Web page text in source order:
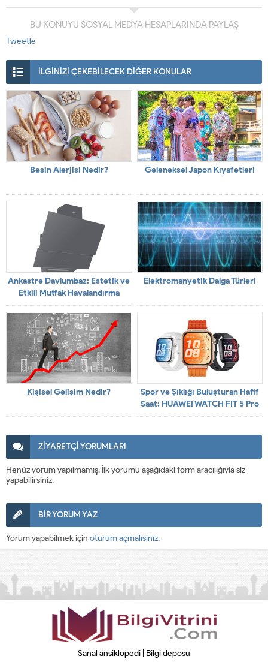
BU KONUYU SOSYAL MEDYA HESAPLARINDA PAYLAŞ
Tweetle
İLGİNİZİ ÇEKEBİLECEK DİĞER KONULAR
Besin Alerjisi Nedir? Geleneksel Japon Kıyafetleri
Ankastre Davlumbaz: Estetik ve
Etkili Mutfak Havalandırma
Çözümü
Elektromanyetik Dalga Türleri
Kişisel Gelişim Nedir?
Spor ve Şıklığı Buluşturan Hafif
Saat: HUAWEI WATCH FIT 5 Pro
ZİYARETÇİ YORUMLARI
Henüz yorum yapılmamış. İlk yorumu aşağıdaki form aracılığıyla siz
yapabilirsiniz.
BİR YORUM YAZ
Yorum yapabilmek için oturum açmalısınız.
Sanal ansiklopedi | Bilgi deposu